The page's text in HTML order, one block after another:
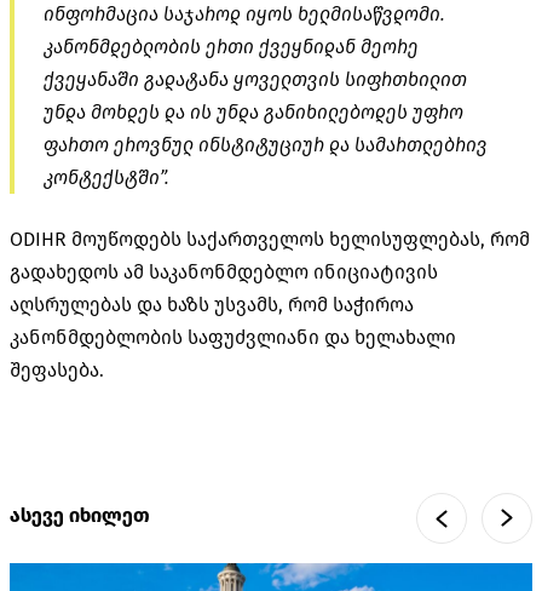
ინფორმაცია საჯაროდ იყოს ხელმისაწვდომი.
კანონმდებლობის ერთი ქვეყნიდან მეორე
ქვეყანაში გადატანა ყოველთვის სიფრთხილით
უნდა მოხდეს და ის უნდა განიხილებოდეს უფრო
ფართო ეროვნულ ინსტიტუციურ და სამართლებრივ
კონტექსტში”.
ODIHR მოუწოდებს საქართველოს ხელისუფლებას, რომ
გადახედოს ამ საკანონმდებლო ინიციატივის
აღსრულებას და ხაზს უსვამს, რომ საჭიროა
კანონმდებლობის საფუძვლიანი და ხელახალი
შეფასება.
ასევე იხილეთ